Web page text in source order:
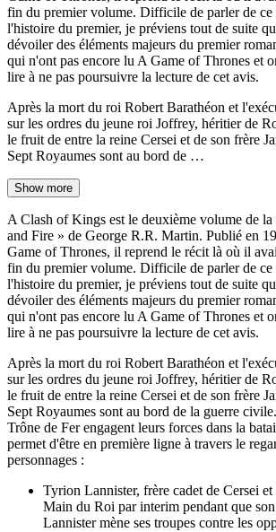
fin du premier volume. Difficile de parler de ce
l'histoire du premier, je préviens tout de suite
dévoiler des éléments majeurs du premier
qui n'ont pas encore lu A Game of Thrones et
lire à ne pas poursuivre la lecture de cet avis.
Après la mort du roi Robert Barathéon et
sur les ordres du jeune roi Joffrey, héritier de
le fruit de entre la reine Cersei et de son frère
Sept Royaumes sont au bord de …
Show more
A Clash of Kings est le deuxième volume de
and Fire » de George R.R. Martin. Publié en
Game of Thrones, il reprend le récit là où il
fin du premier volume. Difficile de parler de ce
l'histoire du premier, je préviens tout de suite
dévoiler des éléments majeurs du premier
qui n'ont pas encore lu A Game of Thrones et
lire à ne pas poursuivre la lecture de cet avis.
Après la mort du roi Robert Barathéon et
sur les ordres du jeune roi Joffrey, héritier de
le fruit de entre la reine Cersei et de son frère
Sept Royaumes sont au bord de la guerre
Trône de Fer engagent leurs forces dans la
permet d'être en première ligne à travers le
personnages :
Tyrion Lannister, frère cadet de Cersei et
Main du Roi par interim pendant que
Lannister mène ses troupes contre les